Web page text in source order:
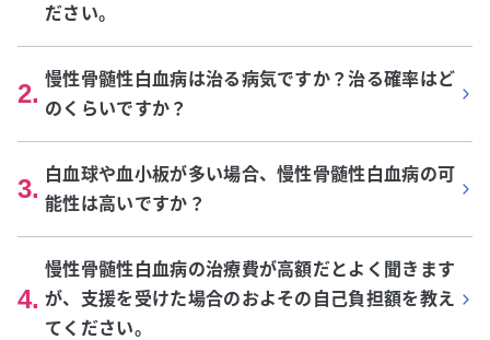
ださい。
2. 慢性骨髄性白血病は治る病気ですか？治る確率はど
のくらいですか？
3. 白血球や血小板が多い場合、慢性骨髄性白血病の可
能性は高いですか？
4.
慢性骨髄性白血病の治療費が高額だとよく聞きます
が、支援を受けた場合のおよその自己負担額を教え
てください。